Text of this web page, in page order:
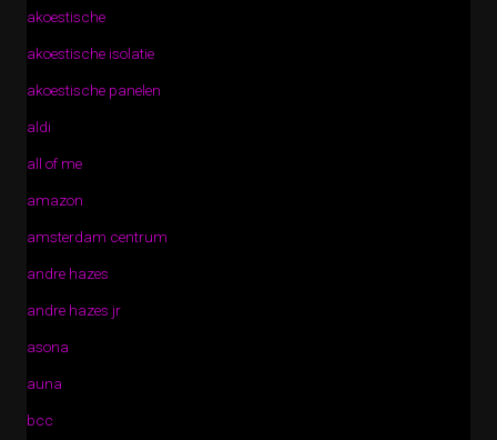
akoestische
akoestische isolatie
akoestische panelen
aldi
all of me
amazon
amsterdam centrum
andre hazes
andre hazes jr
asona
auna
bcc